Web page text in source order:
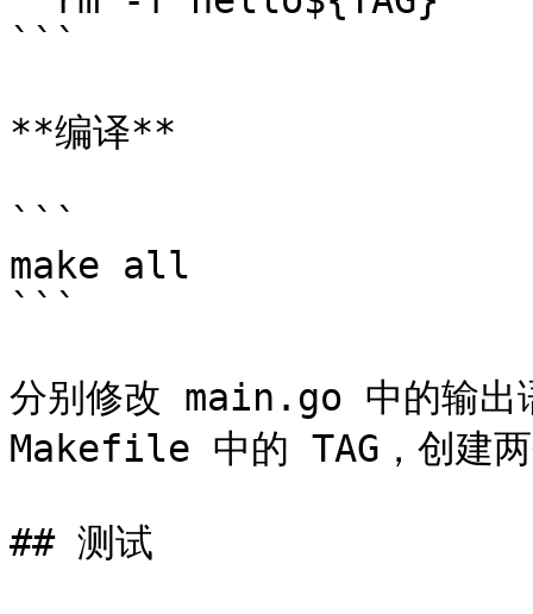
```
**编译**
```
make all
```
分别修改 main.go 中的输
Makefile 中的 TAG，创建两
## 测试